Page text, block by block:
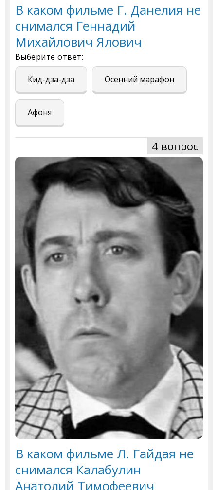
В каком фильме Г. Данелия не
снимался Геннадий
Михайлович Ялович
Выберите ответ:
Кид-дза-дза Осенний марафон
Афоня
4 вопрос
В каком фильме Л. Гайдая не
снимался Калабулин
Анатолий Тимофеевич